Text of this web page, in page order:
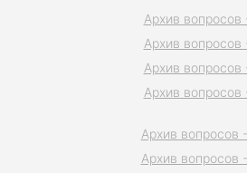
Архив вопросов
Архив вопросов
Архив вопросов
Архив вопросов
Архив вопросов
Архив вопросов